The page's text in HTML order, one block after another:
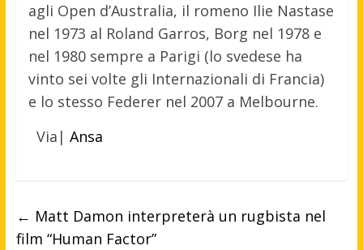
agli Open d’Australia, il romeno Ilie Nastase
nel 1973 al Roland Garros, Borg nel 1978 e
nel 1980 sempre a Parigi (lo svedese ha
vinto sei volte gli Internazionali di Francia)
e lo stesso Federer nel 2007 a Melbourne.
Via| Ansa
← Matt Damon interpreterà un rugbista nel
film “Human Factor”